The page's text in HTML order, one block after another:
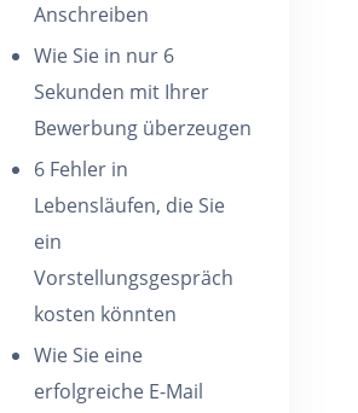
Anschreiben
Wie Sie in nur 6
Sekunden mit Ihrer
Bewerbung überzeugen
6 Fehler in
Lebensläufen, die Sie
ein
Vorstellungsgespräch
kosten könnten
Wie Sie eine
erfolgreiche E-Mail